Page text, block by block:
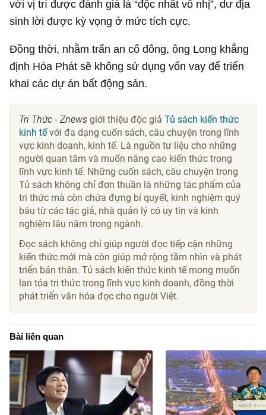
với vị trí được đánh giá là “độc nhất vô nhị”, dư địa
sinh lời được kỳ vọng ở mức tích cực.
Đồng thời, nhằm trấn an cổ đông, ông Long khẳng
định Hòa Phát sẽ không sử dụng vốn vay để triển
khai các dự án bất động sản.
Tri Thức - Znews giới thiệu độc giảTủ sách kiến thức
kinh tếvới đa dạng cuốn sách, câu chuyện trong lĩnh
vực kinh doanh, kinh tế. Là nguồn tư liệu cho những
người quan tâm và muốn nâng cao kiến thức trong
lĩnh vực kinh tế. Những cuốn sách, câu chuyện trong
Tủ sách không chỉ đơn thuần là những tác phẩm của
tri thức mà còn chứa đựng bí quyết, kinh nghiệm quý
báu từ các tác giả, nhà quản lý có uy tín và kinh
nghiệm lâu năm trong ngành.
Đọc sách không chỉ giúp người đọc tiếp cận những
kiến thức mới mà còn giúp mở rộng tầm nhìn và phát
triển bản thân. Tủ sách kiến thức kinh tế mong muốn
lan tỏa tri thức trong lĩnh vực kinh doanh, đồng thời
phát triển văn hóa đọc cho người Việt.
Bài liên quan